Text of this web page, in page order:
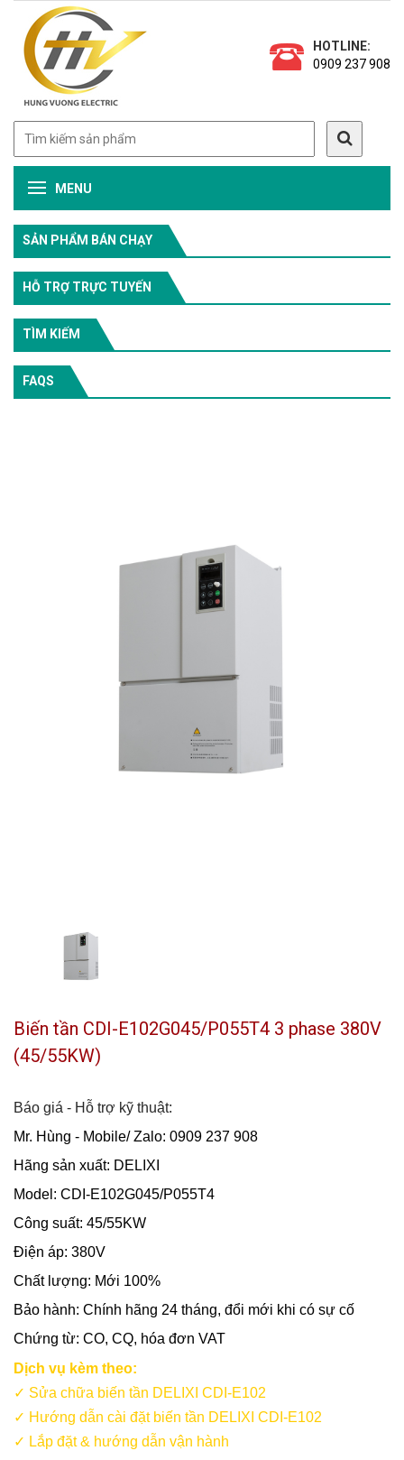
HOTLINE:
0909 237 908
MENU
SẢN PHẨM BÁN CHẠY
HỖ TRỢ TRỰC TUYẾN
TÌM KIẾM
FAQS
Biến tần CDI-E102G045/P055T4 3 phase 380V
(45/55KW)
Báo giá - Hỗ trợ kỹ thuật:
Mr. Hùng - Mobile/ Zalo: 0909 237 908
Hãng sản xuất: DELIXI
Model: CDI-E102G045/P055T4
Công suất: 45/55KW
Điện áp: 380V
Chất lượng: Mới 100%
Bảo hành: Chính hãng 24 tháng, đổi mới khi có sự cố
Chứng từ: CO, CQ, hóa đơn VAT
Dịch vụ kèm theo:
✓ Sửa chữa biến tần DELIXI CDI-E102
✓ Hướng dẫn cài đặt biến tần DELIXI CDI-E102
✓ Lắp đặt & hướng dẫn vận hành